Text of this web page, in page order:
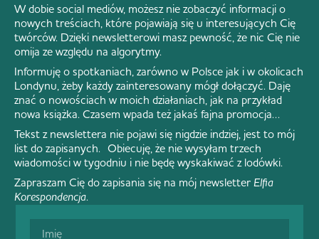
W dobie social mediów, możesz nie zobaczyć informacji o
nowych treściach, które pojawiają się u interesujących Cię
twórców. Dzięki newsletterowi masz pewność, że nic Cię nie
omija ze względu na algorytmy.
Informuję o spotkaniach, zarówno w Polsce jak i w okolicach
Londynu, żeby każdy zainteresowany mógł dołączyć. Daję
znać o nowościach w moich działaniach, jak na przykład
nowa książka. Czasem wpada też jakaś fajna promocja…
Tekst z newslettera nie pojawi się nigdzie indziej, jest to mój
list do zapisanych. Obiecuję, że nie wysyłam trzech
wiadomości w tygodniu i nie będę wyskakiwać z lodówki.
Zapraszam Cię do zapisania się na mój newsletter Elfia
Korespondencja.